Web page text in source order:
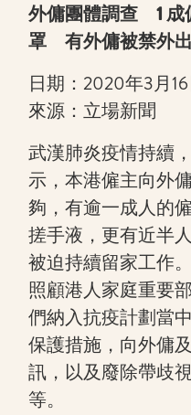
外傭團體調查 1 成
罩 有外傭被禁外
日期：2020年3月
來源：立場新聞
武漢肺炎疫情持續
示，本港僱主向外
夠，有逾一成人的
搓手液，更有近半
被迫持續留家工作
照顧港人家庭重要
們納入抗疫計劃當
保護措施，向外傭
訊，以及廢除帶歧
等。